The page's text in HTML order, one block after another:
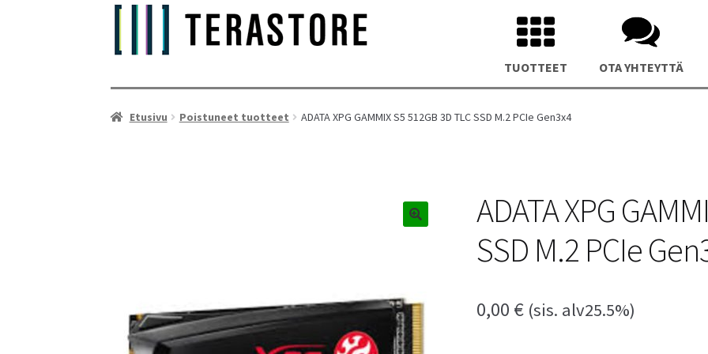
OTA YHTEYTTÄ
TUOTTEET
Asus NUC 15 Pro Plus Mini PC Asus NUC 14 Pro Plus Mini
Etusivu Poistuneet tuotteet ADATA XPG GAMMIX S5 512GB 3D TLC SSD M.2 PCIe Gen3x4
ADATA XPG
SSD M.2 PCIe
0,00 €(sis. alv25.5%)